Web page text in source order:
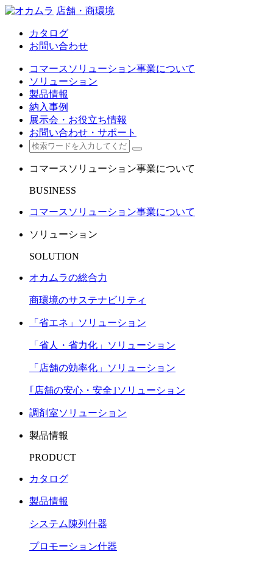
店舗・商環境
カタログ
お問い合わせ
コマースソリューション事業について
ソリューション
製品情報
納入事例
展示会・お役立ち情報
お問い合わせ・サポート
コマースソリューション事業について
BUSINESS
コマースソリューション事業について
ソリューション
SOLUTION
オカムラの総合力
商環境のサステナビリティ
「省エネ」ソリューション
「省人・省力化」ソリューション
「店舗の効率化」ソリューション
｢店舗の安心・安全｣ソリューション
調剤室ソリューション
製品情報
PRODUCT
カタログ
製品情報
システム陳列什器
プロモーション什器